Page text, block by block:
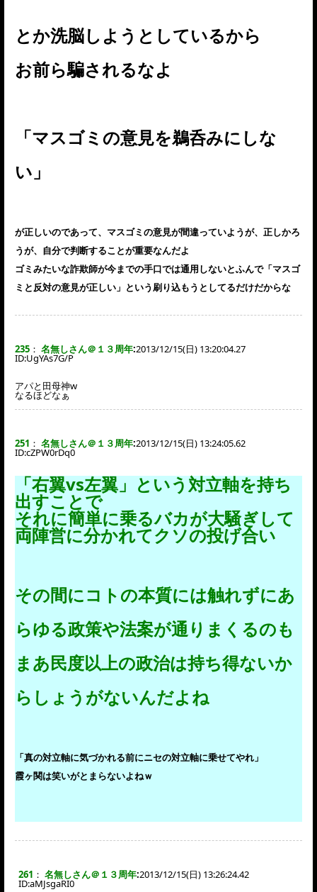
とか洗脳しようとしているから
お前ら騙されるなよ
「マスゴミの意見を鵜呑みにしな
い」
が正しいのであって、マスゴミの意見が間違っていようが、正しかろ
うが、自分で判断することが重要なんだよ
ゴミみたいな詐欺師が今までの手口では通用しないとふんで「マスゴ
ミと反対の意見が正しい」という刷り込もうとしてるだけだからな
235 ： 名無しさん＠１３周年:2013/12/15(日) 13:20:04.27
ID:UgYAs7G/P
アパと田母神w
なるほどなぁ
251 ： 名無しさん＠１３周年:2013/12/15(日) 13:24:05.62
ID:cZPW0rDq0
「右翼vs左翼」という対立軸を持ち
出すことで
それに簡単に乗るバカが大騒ぎして
両陣営に分かれてクソの投げ合い
その間にコトの本質には触れずにあ
らゆる政策や法案が通りまくるのも
まあ民度以上の政治は持ち得ないか
らしょうがないんだよね
「真の対立軸に気づかれる前にニセの対立軸に乗せてやれ」
霞ヶ関は笑いがとまらないよねｗ
261 ： 名無しさん＠１３周年:2013/12/15(日) 13:26:24.42
ID:aMJsgaRI0